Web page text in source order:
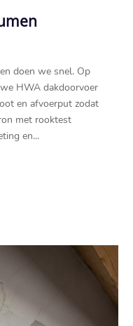
doen we snel.​ Op
HWA dakdoorvoer
en afvoerput zodat
met rooktest
en...